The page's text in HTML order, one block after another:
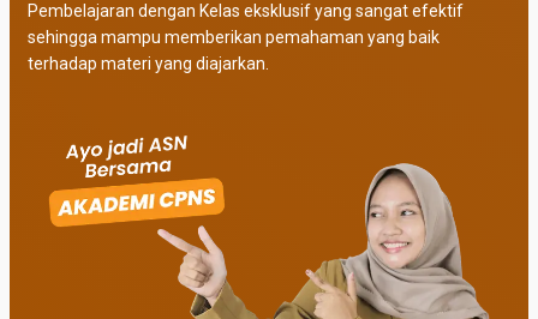
Pembelajaran dengan Kelas eksklusif yang sangat efektif
sehingga mampu memberikan pemahaman yang baik
terhadap materi yang diajarkan.